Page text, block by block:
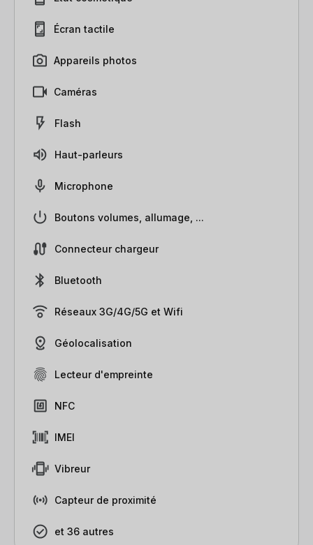
Écran tactile
Appareils photos
Caméras
Flash
Haut-parleurs
Microphone
Boutons volumes, allumage, ...
Connecteur chargeur
Bluetooth
Réseaux 3G/4G/5G et Wifi
Géolocalisation
Lecteur d'empreinte
NFC
IMEI
Vibreur
Capteur de proximité
et 36 autres